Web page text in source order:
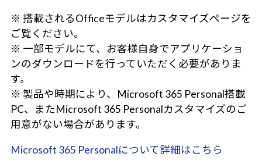
※ 搭載されるOfficeモデルはカスタマイズページを
ご覧ください。
※ 一部モデルにて、お客様自身でアプリケーショ
ンのダウンロードを行っていただく必要がありま
す。
※ 製品や時期により、Microsoft 365 Personal搭載
PC、またMicrosoft 365 Personalカスタマイズのご
用意がない場合があります。
Microsoft 365 Personalについて詳細はこちら